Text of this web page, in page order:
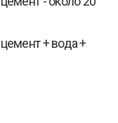
+ вода +